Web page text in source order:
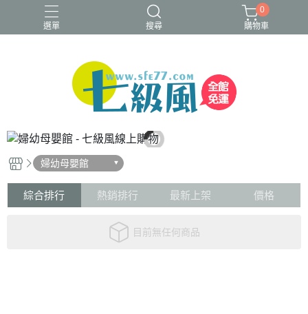
選單 搜尋
0
購物車
婦幼母嬰館
綜合排行 熱銷排行 最新上架 價格
目前無任何商品